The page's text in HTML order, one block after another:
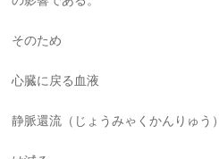
そのため
心臓に戻る血液
静脈還流（じょうみゃくかんりゅう）